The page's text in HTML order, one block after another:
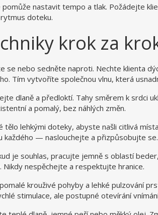
nastavit tempo a tlak. Požádejte
doteku.
krok za
se nebo sedněte naproti. Nechte klienta
Tím vytvoříte společnou vlnu, která
dlaně a předloktí. Tahy směrem k srdci
a pomalý, bez náhlých změn.
tělo lehkými doteky, abyste našli citlivá
každého — naslouchejte a přizpůsobujte se.
je souhlas, pracujte jemně s oblastí
nespěchejte a respektujte hranice.
krouživé pohyby a lehké pulzování
stimulace, ale postupné otevírání